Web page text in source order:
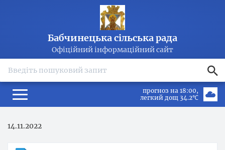
Бабчинецька сільська рада
Офіційний інформаційний сайт
прогноз на 18:00
легкий дощ 34.2℃
14.11.2022